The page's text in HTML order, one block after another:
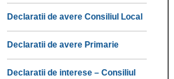
Declaratii de avere Consiliul Local
Declaratii de avere Primarie
Declaratii de interese – Consiliul